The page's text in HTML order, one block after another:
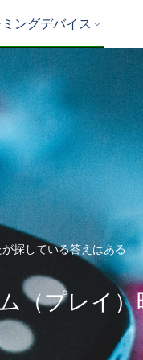
探している答えはある
（プレイ）
ングデバイス